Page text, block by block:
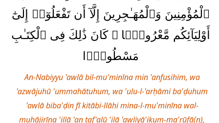
ٱلْمُؤْمِنِينَ وَٱلْمُهَـٰجِرِينَ إِلَّآ أَن تَفْعَلُوٓا۟ إِلَىٰٓ
أَوْلِيَآئِكُم مَّعْرُوفًۭا ۚ كَانَ ذَٰلِكَ فِى ٱلْكِتَـٰبِ
مَسْطُورًۭا
An-Nabiyyu 'awlā bil-mu'minīna min 'anfusihim, wa
'azwājuhū 'ummahātuhum, wa 'ulu-l-'arḥāmi ba'ḍuhum
'awlā biba'ḍin fī kitābi-llāhi mina-l-mu'minīna wal-
muhājirīna 'illā 'an taf'alū 'ilā 'awliyā'ikum-ma'rūfā(n),